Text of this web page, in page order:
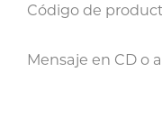
Código de
Mensaje en CD o